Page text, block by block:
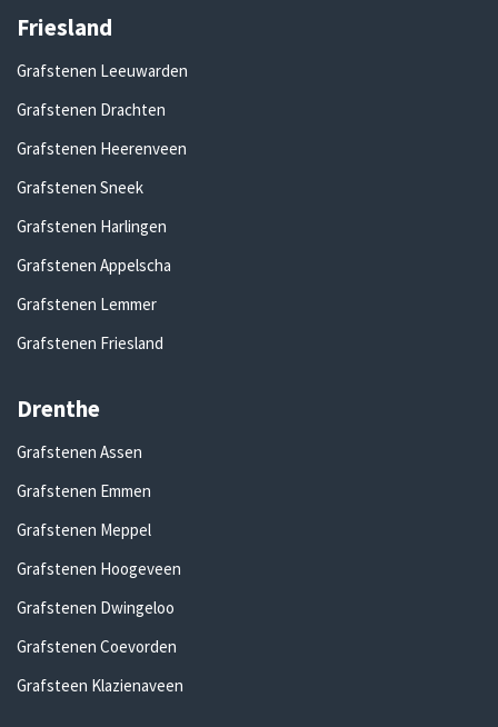
Friesland
Grafstenen Leeuwarden
Grafstenen Drachten
Grafstenen Heerenveen
Grafstenen Sneek
Grafstenen Harlingen
Grafstenen Appelscha
Grafstenen Lemmer
Grafstenen Friesland
Drenthe
Grafstenen Assen
Grafstenen Emmen
Grafstenen Meppel
Grafstenen Hoogeveen
Grafstenen Dwingeloo
Grafstenen Coevorden
Grafsteen Klazienaveen